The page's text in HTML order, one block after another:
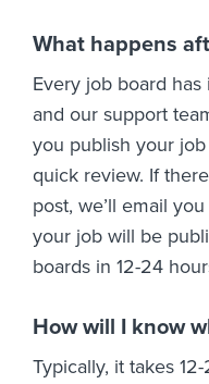
What happens
Every job board
and our support
you publish your job
quick review. If
post, we’ll email
your job will be
boards in 12-24
How will I know
Typically, it takes